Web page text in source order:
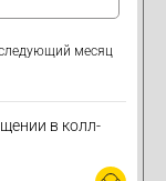
месяц
в колл-